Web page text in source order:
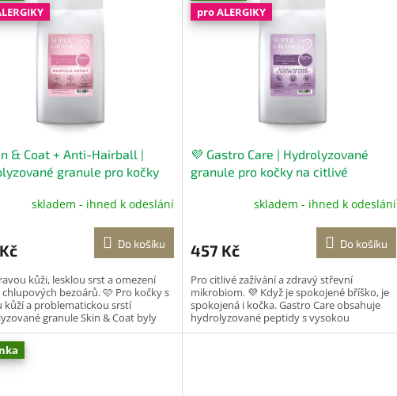
& Coat + Anti-Hairball |
granule pro kočky
pro kočky
skladem - ihned k odeslání
Do košíku
kůži, lesklou srst a omezení
bezoárů. 🩷 Pro kočky s
kůží a problematickou srstí
granule Skin & Coat byly
pro...
pro ALERGIKY
💜 Gastro Care | Hydrolyzované
granule pro kočky na citlivé
kompletní krmivo pro kočky
skladem - ihned k odeslání
457 Kč Do košíku
Pro citlivé zažívání a zdravý střevní
mikrobiom. 💜 Když je spokojené bříško, je
spokojená i kočka. Gastro Care obsahuje
hydrolyzované peptidy s vysokou
biologickou dostupností...